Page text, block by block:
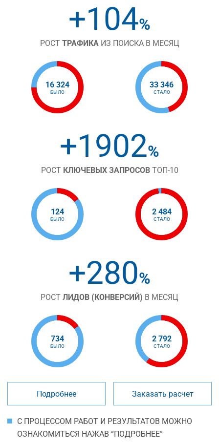
+104%
РОСТ ТРАФИКАИЗ ПОИСКА В МЕСЯЦ
16 324
БЫЛО
33 346
СТАЛО
+1902%
РОСТ КЛЮЧЕВЫХ ЗАПРОСОВТОП-10
124
БЫЛО
2 484
СТАЛО
+280%
РОСТ ЛИДОВ (КОНВЕРСИЙ) В МЕСЯЦ
734
БЫЛО
2 792
СТАЛО
Подробнее Заказать расчет
С ПРОЦЕССОМ РАБОТ И РЕЗУЛЬТАТОВ МОЖНО
ОЗНАКОМИТЬСЯ НАЖАВ “ПОДРОБНЕЕ”